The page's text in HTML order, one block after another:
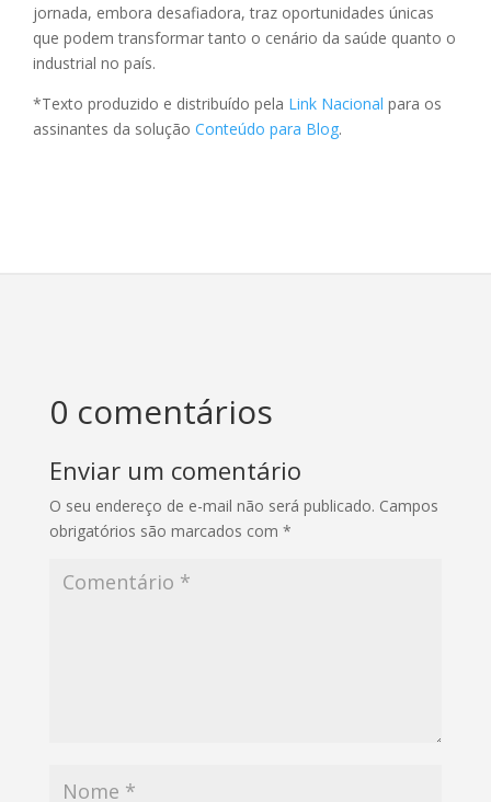
jornada, embora desafiadora, traz oportunidades únicas
que podem transformar tanto o cenário da saúde quanto o
industrial no país.
*Texto produzido e distribuído pela Link Nacional para os
assinantes da solução Conteúdo para Blog.
0 comentários
Enviar um comentário
O seu endereço de e-mail não será publicado. Campos
obrigatórios são marcados com *